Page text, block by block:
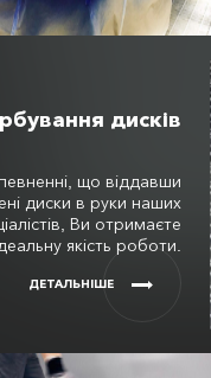
дисків
що віддавши
диски в руки наших
Ви отримаєте
якість роботи.
ДЕТАЛЬНІШЕ